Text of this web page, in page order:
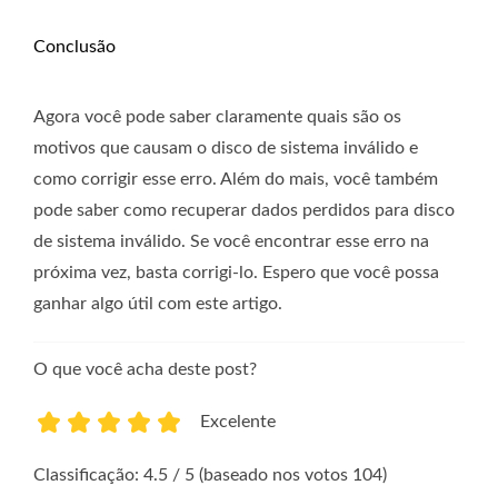
Conclusão
Agora você pode saber claramente quais são os
motivos que causam o disco de sistema inválido e
como corrigir esse erro. Além do mais, você também
pode saber como recuperar dados perdidos para disco
de sistema inválido. Se você encontrar esse erro na
próxima vez, basta corrigi-lo. Espero que você possa
ganhar algo útil com este artigo.
O que você acha deste post?
Excelente
Classificação: 4.5 / 5 (baseado nos votos 104)